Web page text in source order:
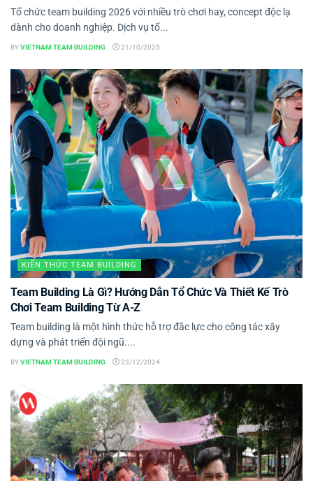
Tổ chức team building 2026 với nhiều trò chơi hay, concept độc lạ
dành cho doanh nghiệp. Dịch vụ tổ...
BYVIETNAM TEAM BUILDING 21/10/2025
KIẾN THỨC TEAM BUILDING
Team Building Là Gì? Hướng Dẫn Tổ Chức Và Thiết Kế Trò
Chơi Team Building Từ A-Z
Team building là một hình thức hỗ trợ đắc lực cho công tác xây
dựng và phát triển đội ngũ....
BYVIETNAM TEAM BUILDING 23/12/2024